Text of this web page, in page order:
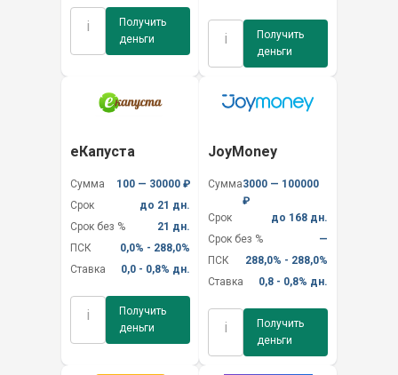
i
Получить
деньги
i
Получить
деньги
еКапуста
Сумма
100 — 30000 ₽
Срок
до 21 дн.
Срок без %
21 дн.
ПСК
0,0% - 288,0%
Ставка
0,0 - 0,8% дн.
i
Получить
деньги
JoyMoney
Сумма3000 — 100000
₽
Срок
до 168 дн.
Срок без %
—
ПСК
288,0% - 288,0%
Ставка
0,8 - 0,8% дн.
i
Получить
деньги